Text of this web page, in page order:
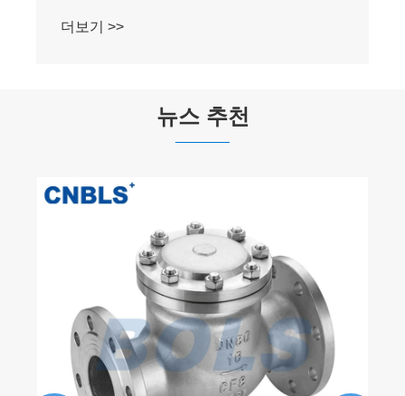
더보기 >>
뉴스 추천
담습니다.
더보기 >>